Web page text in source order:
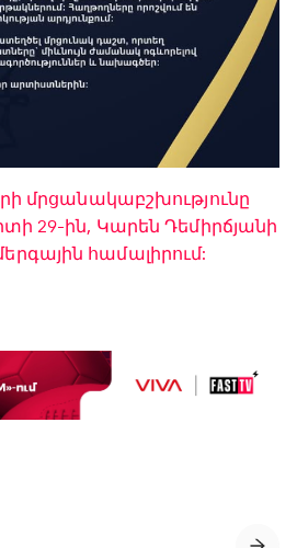
մրցանակաբշխությունը
29-ին, Կարեն Դեմիրճյանի
համալիրում: